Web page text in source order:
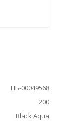
ЦБ-00049568
200
Black Aqua